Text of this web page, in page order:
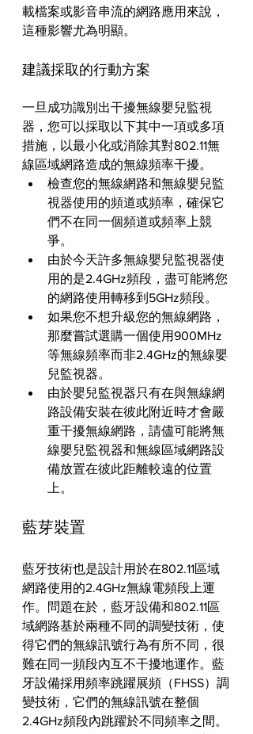
載檔案或影音串流的網路應用來說，
這種影響尤為明顯。
建議採取的行動方案
一旦成功識別出干擾無線嬰兒監視
器，您可以採取以下其中一項或多項
措施，以最小化或消除其對802.11無
線區域網路造成的無線頻率干擾。
檢查您的無線網路和無線嬰兒監
視器使用的頻道或頻率，確保它
們不在同一個頻道或頻率上競
爭。
由於今天許多無線嬰兒監視器使
用的是2.4GHz頻段，盡可能將您
的網路使用轉移到5GHz頻段。
如果您不想升級您的無線網路，
那麼嘗試選購一個使用900MHz
等無線頻率而非2.4GHz的無線嬰
兒監視器。
由於嬰兒監視器只有在與無線網
路設備安裝在彼此附近時才會嚴
重干擾無線網路，請儘可能將無
線嬰兒監視器和無線區域網路設
備放置在彼此距離較遠的位置
上。
藍芽裝置
藍牙技術也是設計用於在802.11區域
網路使用的2.4GHz無線電頻段上運
作。問題在於，藍牙設備和802.11區
域網路基於兩種不同的調變技術，使
得它們的無線訊號行為有所不同，很
難在同一頻段內互不干擾地運作。藍
牙設備採用頻率跳躍展頻（FHSS）調
變技術，它們的無線訊號在整個
2.4GHz頻段內跳躍於不同頻率之間。